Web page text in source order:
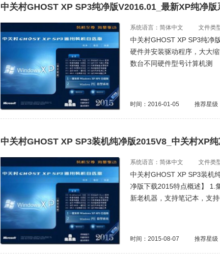
中关村GHOST XP SP3纯净版V2016.01_最新XP纯净版
系统语言：简体中文 文件类
中关村GHOST XP SP3纯净
硬件并安装驱动程序，大大
数台不同硬件型号计算机测
时间：2016-01-05 推荐星级
中关村GHOST XP SP3装机纯净版2015V8_中关村XP
系统语言：简体中文 文件类
中关村GHOST XP SP3装机
净版下载2015特点概述】 1.
新老机器，支持笔记本，支
时间：2015-08-07 推荐星级